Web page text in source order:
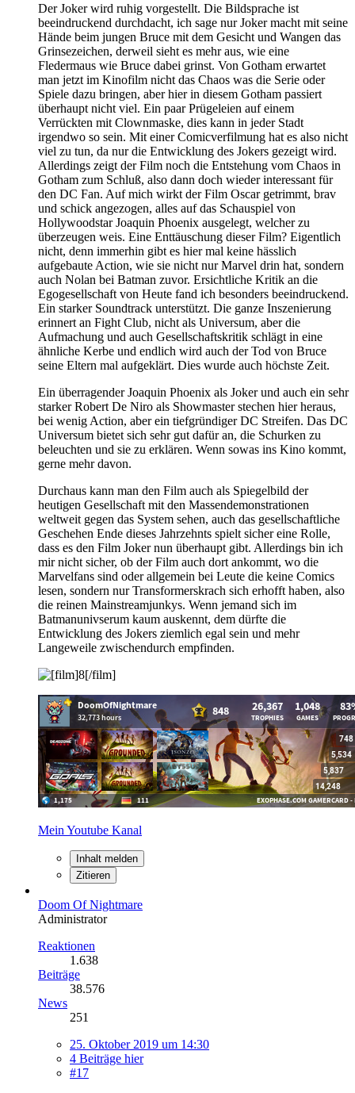
Der Joker wird ruhig vorgestellt. Die Bildsprache ist
beeindruckend durchdacht, ich sage nur Joker macht mit seine
Hände beim jungen Bruce mit dem Gesicht und Wangen das
Grinsezeichen, derweil sieht es mehr aus, wie eine
Fledermaus wie Bruce dabei grinst. Von Gotham erwartet
man jetzt im Kinofilm nicht das Chaos was die Serie oder
Spiele dazu bringen, aber hier in diesem Gotham passiert
überhaupt nicht viel. Ein paar Prügeleien auf einem
Verrückten mit Clownmaske, dies kann in jeder Stadt
irgendwo so sein. Mit einer Comicverfilmung hat es also nicht
viel zu tun, da nur die Entwicklung des Jokers gezeigt wird.
Allerdings zeigt der Film noch die Entstehung vom Chaos in
Gotham zum Schluß, also dann doch wieder interessant für
den DC Fan. Auf mich wirkt der Film Oscar getrimmt, brav
und schick angezogen, alles auf das Schauspiel von
Hollywoodstar Joaquin Phoenix ausgelegt, welcher zu
überzeugen weis. Eine Enttäuschung dieser Film? Eigentlich
nicht, denn immerhin gibt es hier mal keine hässlich
aufgebaute Action, wie sie nicht nur Marvel drin hat, sondern
auch Nolan bei Batman zuvor. Ersichtliche Kritik an die
Egogesellschaft von Heute fand ich besonders beeindruckend.
Ein starker Soundtrack unterstützt. Die ganze Inszenierung
erinnert an Fight Club, nicht als Universum, aber die
Aufmachung und auch Gesellschaftskritik schlägt in eine
ähnliche Kerbe und endlich wird auch der Tod von Bruce
seine Eltern mal aufgeklärt. Dies wurde auch höchste Zeit.
Ein überragender Joaquin Phoenix als Joker und auch ein sehr
starker Robert De Niro als Showmaster stechen hier heraus,
bei wenig Action, aber ein tiefgründiger DC Streifen. Das DC
Universum bietet sich sehr gut dafür an, die Schurken zu
beleuchten und sie zu erklären. Wenn sowas ins Kino kommt,
gerne mehr davon.
Durchaus kann man den Film auch als Spiegelbild der
heutigen Gesellschaft mit den Massendemonstrationen
weltweit gegen das System sehen, auch das gesellschaftliche
Geschehen Ende dieses Jahrzehnts spielt sicher eine Rolle,
dass es den Film Joker nun überhaupt gibt. Allerdings bin ich
mir nicht sicher, ob der Film auch dort ankommt, wo die
Marvelfans sind oder allgemein bei Leute die keine Comics
lesen, sondern nur Transformerskrach sich erhofft haben, also
die reinen Mainstreamjunkys. Wenn jemand sich im
Batmanunivserum kaum auskennt, dem dürfte die
Entwicklung des Jokers ziemlich egal sein und mehr
Langeweile zwischendurch empfinden.
Mein Youtube Kanal
Inhalt melden
Zitieren
Doom Of Nightmare
Administrator
Reaktionen
1.638
Beiträge
38.576
News
251
25. Oktober 2019 um 14:30
4 Beiträge hier
#17